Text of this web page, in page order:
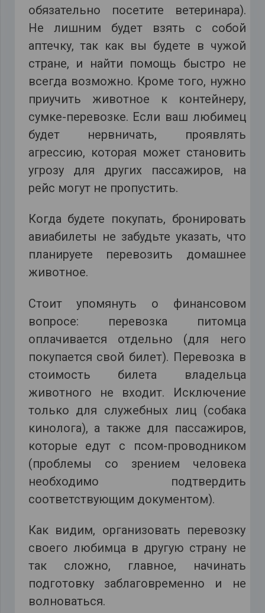
обязательно посетите ветеринара).
Не лишним будет взять с собой
аптечку, так как вы будете в чужой
стране, и найти помощь быстро не
всегда возможно. Кроме того, нужно
приучить животное к контейнеру,
сумке-перевозке. Если ваш любимец
будет нервничать, проявлять
агрессию, которая может становить
угрозу для других пассажиров, на
рейс могут не пропустить.
Когда будете покупать, бронировать
авиабилеты не забудьте указать, что
планируете перевозить домашнее
животное.
Стоит упомянуть о финансовом
вопросе: перевозка питомца
оплачивается отдельно (для него
покупается свой билет). Перевозка в
стоимость билета владельца
животного не входит. Исключение
только для служебных лиц (собака
кинолога), а также для пассажиров,
которые едут с псом-проводником
(проблемы со зрением человека
необходимо подтвердить
соответствующим документом).
Как видим, организовать перевозку
своего любимца в другую страну не
так сложно, главное, начинать
подготовку заблаговременно и не
волноваться.